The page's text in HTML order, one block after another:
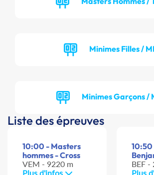
Minimes Filles /
Minimes Garçons /
Liste des épreuves
10:00 - Masters
hommes - Cross
VEM - 9220 m
Plus d'infos
BEF -
Plus